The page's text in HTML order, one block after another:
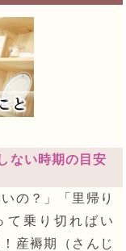
ない時期の目安
の？」「里帰り
て乗り切ればい
産褥期（さんじ